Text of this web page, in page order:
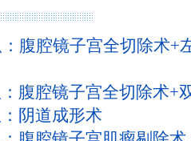
腹腔镜子宫全切除术+
腹腔镜子宫全切除术+
阴道成形术